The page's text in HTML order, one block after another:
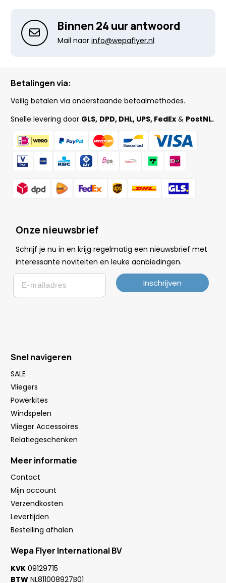
Binnen 24 uur antwoord
Mail naar info@wepaflyer.nl
Betalingen via:
Veilig betalen via onderstaande betaalmethodes.
Snelle levering door GLS, DPD, DHL, UPS, FedEx & PostNL.
Onze nieuwsbrief
Schrijf je nu in en krijg regelmatig een nieuwsbrief met
interessante noviteiten en leuke aanbiedingen.
Email
Inschrijven
Snel navigeren
SALE
Vliegers
Powerkites
Windspelen
Vlieger Accessoires
Relatiegeschenken
Meer informatie
Contact
Mijn account
Verzendkosten
Levertijden
Bestelling afhalen
Wepa Flyer International BV
KVK 09129715
BTW NL811008927B01